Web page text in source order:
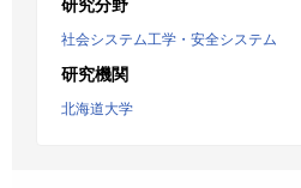
研究分野
社会システム工学・安全システム
研究機関
北海道大学